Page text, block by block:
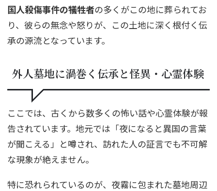
国人殺傷事件の犠牲者の多くがこの地に葬られてお
り、彼らの無念や怒りが、この土地に深く根付く伝
承の源流となっています。
外人墓地に渦巻く伝承と怪異・心霊体験
ここでは、古くから数多くの怖い話や心霊体験が報
告されています。地元では「夜になると異国の言葉
が聞こえる」と噂され、訪れた人の証言でも不可解
な現象が絶えません。
特に恐れられているのが、夜霧に包まれた墓地周辺